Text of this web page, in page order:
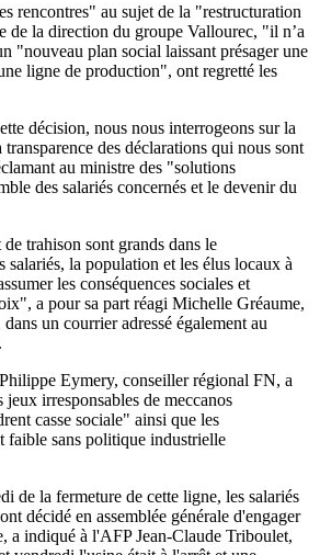
rencontres" au sujet de la "restructuration
de la direction du groupe Vallourec, "il n’a
"nouveau plan social laissant présager une
ligne de production", ont regretté les
décision, nous nous interrogeons sur la
des déclarations qui nous sont
au ministre des "solutions
des salariés concernés et le devenir du
trahison sont grands dans le
salariés, la population et les élus locaux à
les conséquences sociales et
a pour sa part réagi Michelle Gréaume,
un courrier adressé également au
Eymery, conseiller régional FN, a
irresponsables de meccanos
casse sociale" ainsi que les
faible sans politique industrielle
de la fermeture de cette ligne, les salariés
décidé en assemblée générale d'engager
a indiqué à l'AFP Jean-Claude Triboulet,